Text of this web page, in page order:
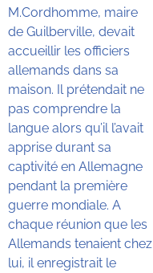
M.Cordhomme, maire
de Guilberville, devait
accueillir les officiers
allemands dans sa
maison. Il prétendait ne
pas comprendre la
langue alors qu’il l’avait
apprise durant sa
captivité en Allemagne
pendant la première
guerre mondiale. A
chaque réunion que les
Allemands tenaient chez
lui, il enregistrait le